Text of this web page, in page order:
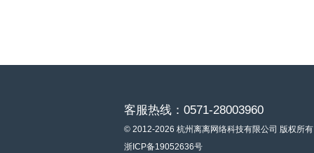
客服热线：0571-28003960
© 2012-2026 杭州离离网络科技有限公司 版权所有
浙ICP备19052636号